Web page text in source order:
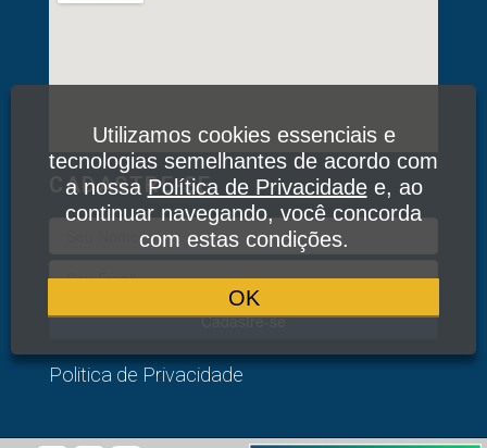
CADASTRE-SE
Cadastre-se
Politica de Privacidade
Utilizamos cookies essenciais e
tecnologias semelhantes de acordo com
a nossaPolítica de Privacidadee, ao
continuar navegando, você concorda
com estas condições.
OK